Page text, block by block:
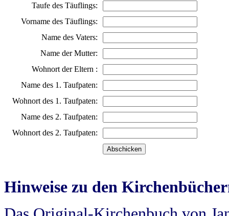
Taufe des Täuflings:
Vorname des Täuflings:
Name des Vaters:
Name der Mutter:
Wohnort der Eltern :
Name des 1. Taufpaten:
Wohnort des 1. Taufpaten:
Name des 2. Taufpaten:
Wohnort des 2. Taufpaten:
Hinweise zu den